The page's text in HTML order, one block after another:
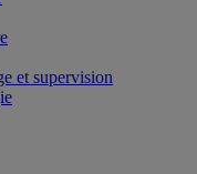
et supervision